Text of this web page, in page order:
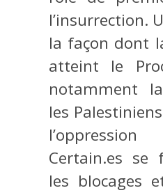
l’insurrection.
la façon dont
atteint le
notamment
les
Certain.es se
les blocages